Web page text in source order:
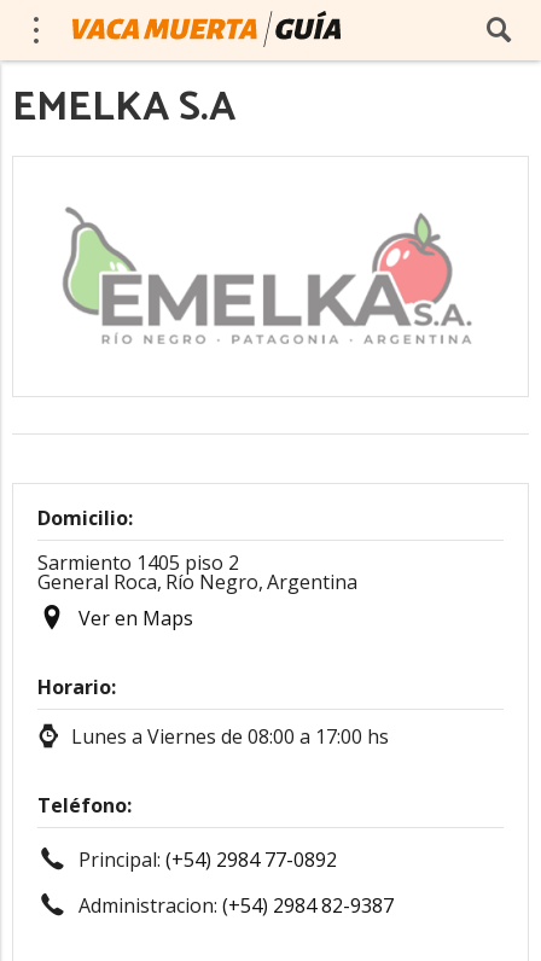
EMELKA S.A
Domicilio:
Sarmiento 1405 piso 2
General Roca, Río Negro,Argentina
Ver en Maps
Horario:
Lunes a Viernes de 08:00 a 17:00 hs
Teléfono:
Principal: (+54) 2984 77-0892
Administracion: (+54) 2984 82-9387